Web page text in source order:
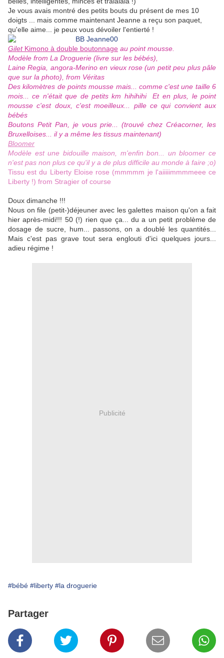
Je vous avais montré des petits bouts du présent de mes 10
doigts ... mais comme maintenant Jeanne a reçu son paquet,
qu'elle aime... je peux vous dévoiler l'entierté !
GiletKimono à double boutonnage au point mousse.
Modèle from La Droguerie (livre sur les bébés),
Laine Regia, angora-Merino en vieux rose (un petit peu plus pâle
que sur la photo), from Véritas
Des kilomètres de points mousse mais... comme c'est une taille 6
mois... ce n'était que de petits km hihihihi Et en plus, le point
mousse c'est doux, c'est moeilleux... pille ce qui convient aux
bébés
Boutons Petit Pan, je vous prie... (trouvé chez Créacorner, les
Bruxelloises... il y a même les tissus maintenant)
Bloomer
Modèle est une bidouille maison, m'enfin bon... un bloomer ce
n'est pas non plus ce qu'il y a de plus difficile au monde à faire ;o)
Tissu est du Liberty Eloise rose (mmmmm je l'aiiiiimmmmeee ce
Liberty !) from Stragier of course
Doux dimanche !!!
Nous on file (petit-)déjeuner avec les galettes maison qu'on a fait
hier après-midi!!! 50 (!) rien que ça... du a un petit problème de
dosage de sucre, hum... passons, on a doublé les quantités...
Mais c'est pas grave tout sera englouti d'ici quelques jours...
adieu régime !
Publicité
#bébé #liberty #la droguerie
Partager